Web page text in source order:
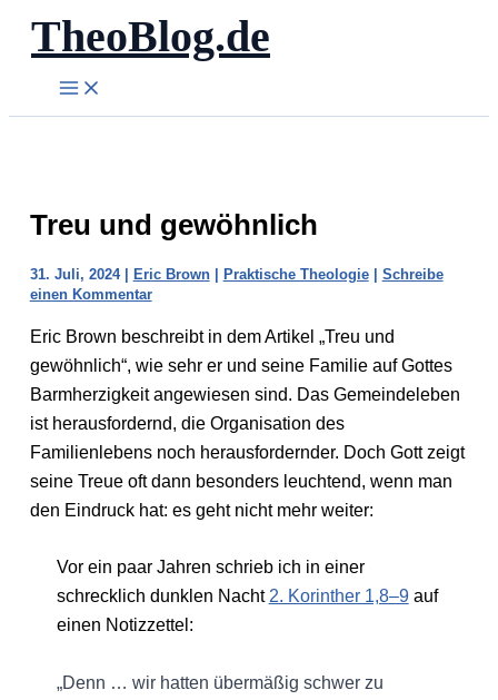
Zum
Inhalt
springen
TheoBlog.de
Treu und gewöhnlich
31. Juli, 2024 | Eric Brown| Praktische Theologie| Schreibe
einen Kommentar
Eric Brown beschreibt in dem Artikel „Treu und
gewöhnlich“, wie sehr er und seine Familie auf Gottes
Barmherzigkeit angewiesen sind. Das Gemeindeleben
ist herausfordernd, die Organisation des
Familienlebens noch herausfordernder. Doch Gott zeigt
seine Treue oft dann besonders leuchtend, wenn man
den Eindruck hat: es geht nicht mehr weiter:
Vor ein paar Jahren schrieb ich in einer
schrecklich dunklen Nacht 2. Korinther 1,8–9auf
einen Notizzettel:
„Denn … wir hatten übermäßig schwer zu